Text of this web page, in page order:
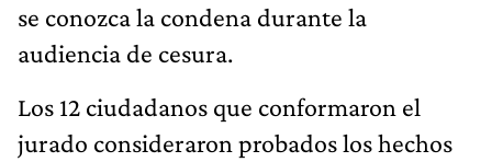
se conozca la condena durante la
audiencia de cesura.
Los 12 ciudadanos que conformaron el
jurado consideraron probados los hechos